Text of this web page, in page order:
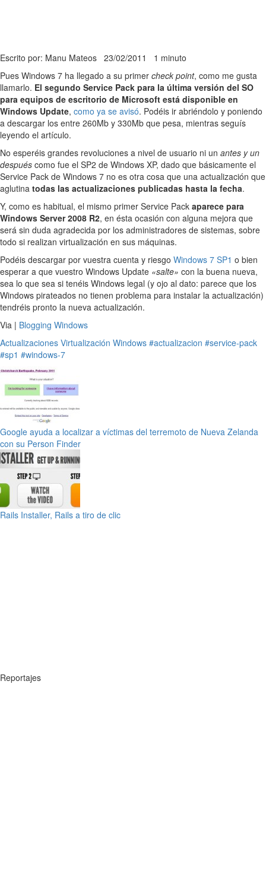
Escrito por: Manu Mateos 23/02/2011 1 minuto
Pues Windows 7 ha llegado a su primer check point, como me gusta
llamarlo. El segundo Service Pack para la última versión del SO
para equipos de escritorio de Microsoft está disponible en
Windows Update, como ya se avisó. Podéis ir abriéndolo y poniendo
a descargar los entre 260Mb y 330Mb que pesa, mientras seguís
leyendo el artículo.
No esperéis grandes revoluciones a nivel de usuario ni un antes y un
después como fue el SP2 de Windows XP, dado que básicamente el
Service Pack de Windows 7 no es otra cosa que una actualización que
aglutina todas las actualizaciones publicadas hasta la fecha.
Y, como es habitual, el mismo primer Service Pack aparece para
Windows Server 2008 R2, en ésta ocasión con alguna mejora que
será sin duda agradecida por los administradores de sistemas, sobre
todo si realizan virtualización en sus máquinas.
Podéis descargar por vuestra cuenta y riesgo Windows 7 SP1 o bien
esperar a que vuestro Windows Update «salte» con la buena nueva,
sea lo que sea si tenéis Windows legal (y ojo al dato: parece que los
Windows pirateados no tienen problema para instalar la actualización)
tendréis pronto la nueva actualización.
Via | Blogging Windows
Actualizaciones Virtualización Windows #actualizacion #service-pack
#sp1 #windows-7
Google ayuda a localizar a víctimas del terremoto de Nueva Zelanda
con su Person Finder
Rails Installer, Rails a tiro de clic
Reportajes